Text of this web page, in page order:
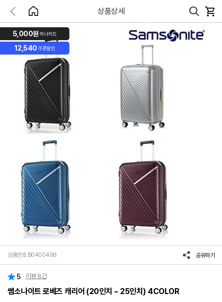
상품상세
5,000원 하나카드
12,540 쿠폰할인
상품번호 B0400496 공유하기
5 리뷰 8건
쌤소나이트 로베즈 캐리어 (20인치 ~ 25인치) 4COLOR